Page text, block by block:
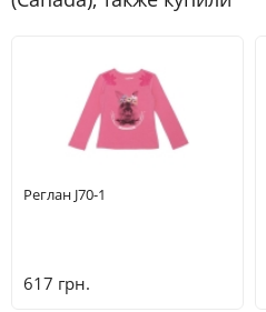
Реглан J70-1
617 грн.